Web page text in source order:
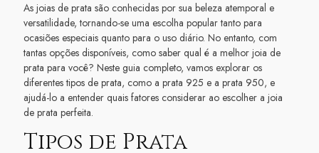
As joias de prata são conhecidas por sua beleza atemporal e
versatilidade, tornando-se uma escolha popular tanto para
ocasiões especiais quanto para o uso diário. No entanto, com
tantas opções disponíveis, como saber qual é a melhor joia de
prata para você? Neste guia completo, vamos explorar os
diferentes tipos de prata, como a prata 925 e a prata 950, e
ajudá-lo a entender quais fatores considerar ao escolher a joia
de prata perfeita.
Tipos de Prata